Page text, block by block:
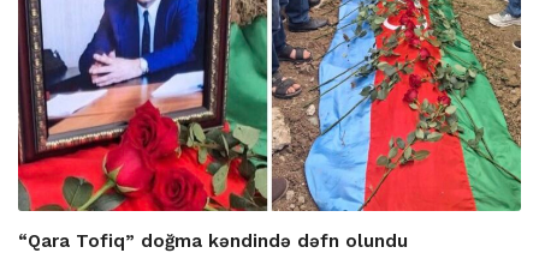
“Qara Tofiq” doğma kəndində dəfn olundu